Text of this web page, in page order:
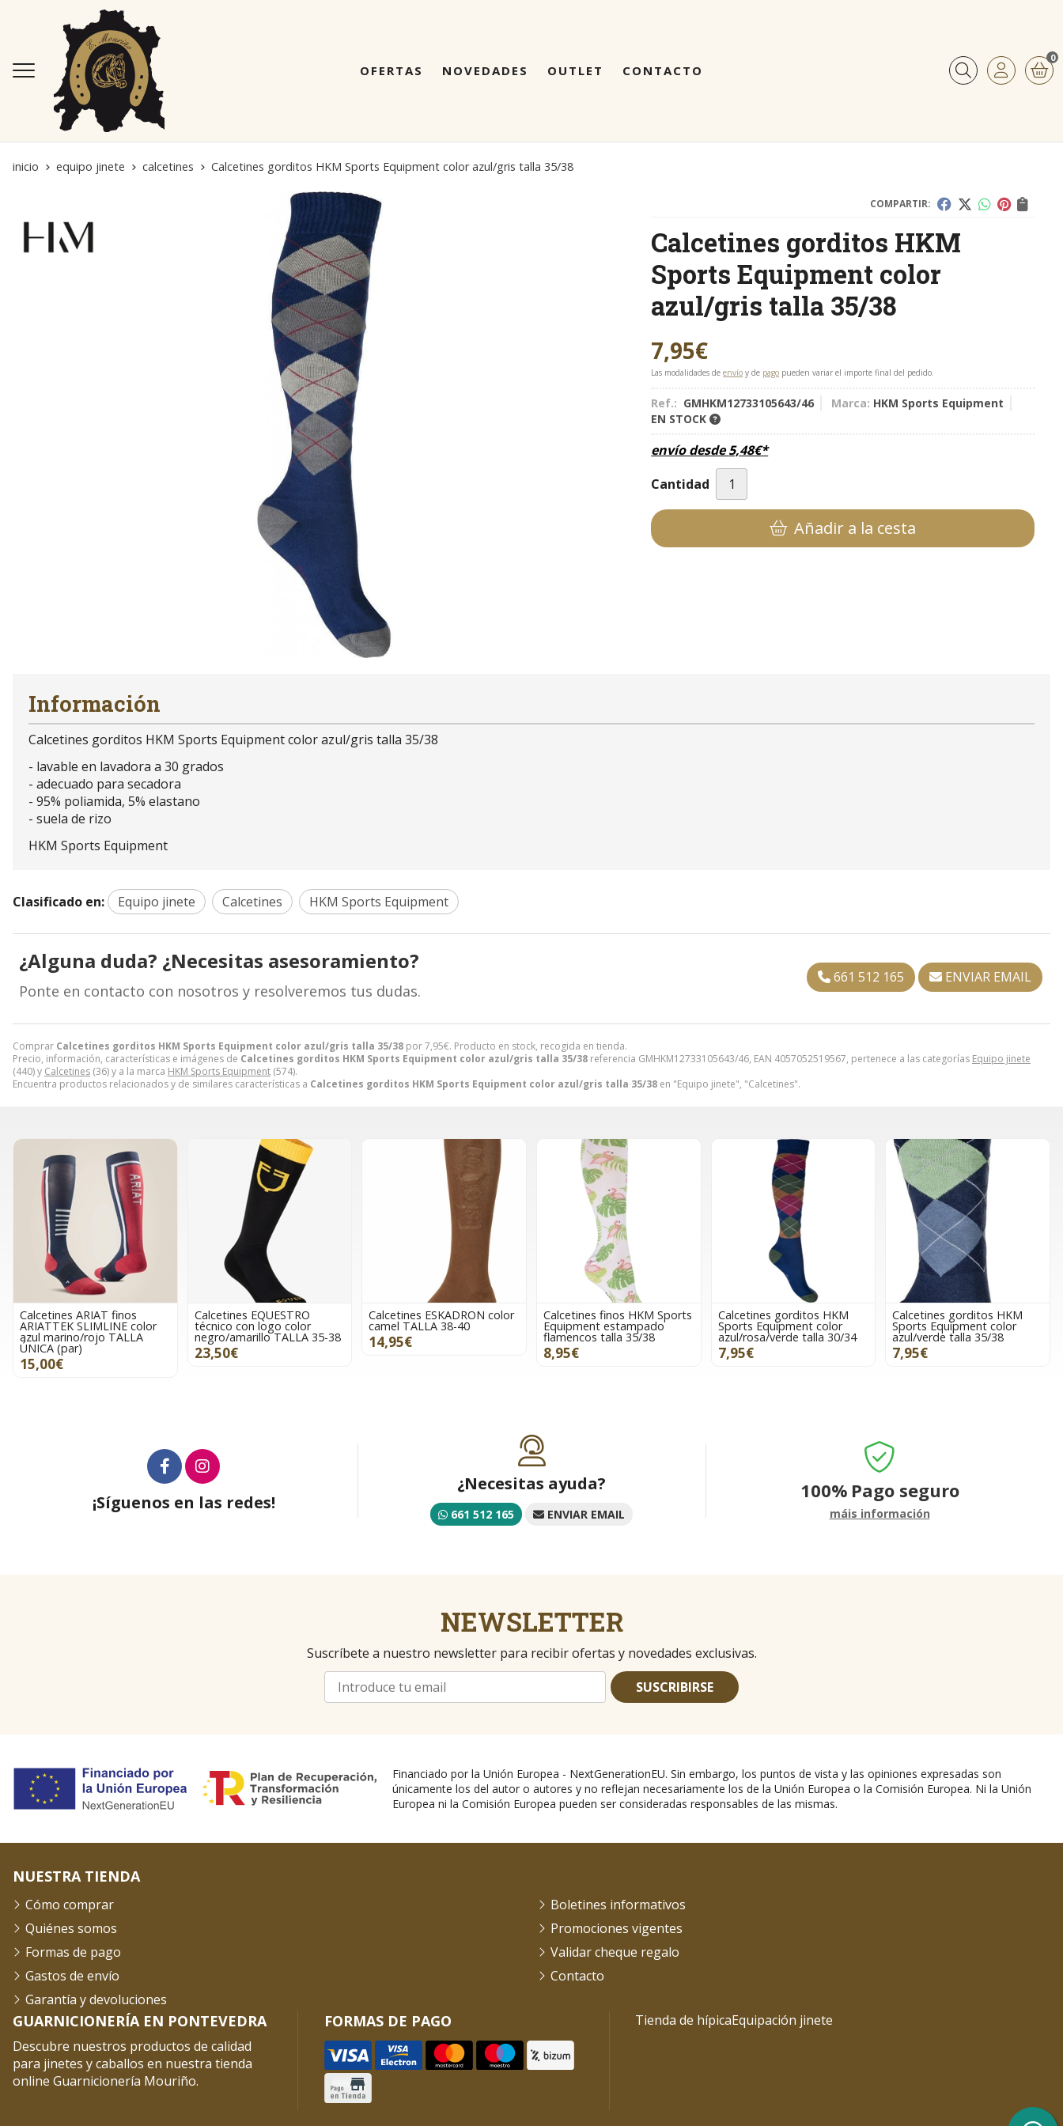
OFERTAS NOVEDADES OUTLET CONTACTO Buscar
0
inicio equipo jinete calcetines Calcetines gorditos HKM Sports Equipment color azul/gris talla 35/38
COMPARTIR:
Calcetines gorditos HKM
Sports Equipment color
azul/gris talla 35/38
7,95€
Las modalidades deenvío y de pago pueden variar el importe final del pedido.
Ref.: GMHKM12733105643/46 Marca: HKM Sports Equipment
EN STOCK
envío desde5,48€*
Cantidad
Añadir a la cesta
Comprar Calcetines gorditos HKM Sports Equipment color azul/gris talla 35/38 por7,95€. Producto en stock, recogida en tienda.
Precio, información, características e imágenes de Calcetines gorditos HKM Sports Equipment color azul/gris talla 35/38 referencia GMHKM12733105643/46, EAN 4057052519567, pertenece a las categorías Equipo jinete
(440) y Calcetines (36) y a la marca HKM Sports Equipment (574).
Encuentra productos relacionados y de similares características a Calcetines gorditos HKM Sports Equipment color azul/gris talla 35/38 en "Equipo jinete", "Calcetines".
Información
Calcetines gorditos HKM Sports Equipment color azul/gris talla 35/38
- lavable en lavadora a 30 grados
- adecuado para secadora
- 95% poliamida, 5% elastano
- suela de rizo
HKM Sports Equipment
Clasificado en: Equipo jinete Calcetines HKM Sports Equipment
¿Alguna duda? ¿Necesitas asesoramiento?
Ponte en contacto con nosotros y resolveremos tus dudas.
661 512 165 ENVIAR EMAIL
Calcetines ARIAT finos
ARIATTEK SLIMLINE color
azul marino/rojo TALLA
ÚNICA (par)
15,00€
Calcetines EQUESTRO
técnico con logo color
negro/amarillo TALLA 35-38
23,50€
Calcetines ESKADRON color
camel TALLA 38-40
14,95€
Calcetines finos HKM Sports
Equipment estampado
flamencos talla 35/38
8,95€
Calcetines gorditos HKM
Sports Equipment color
azul/rosa/verde talla 30/34
7,95€
Calcetines gorditos HKM
Sports Equipment color
azul/verde talla 35/38
7,95€
¡Síguenos en las redes!
¿Necesitas ayuda?
661 512 165 ENVIAR EMAIL
100% Pago seguro
máis información
NEWSLETTER
Suscríbete a nuestro newsletter para recibir ofertas y novedades exclusivas.
SUSCRIBIRSE
Financiado por la Unión Europea - NextGenerationEU. Sin embargo, los puntos de vista y las opiniones expresadas son
únicamente los del autor o autores y no reflejan necesariamente los de la Unión Europea o la Comisión Europea. Ni la Unión
Europea ni la Comisión Europea pueden ser consideradas responsables de las mismas.
GUARNICIONERÍA EN PONTEVEDRA
Descubre nuestros productos de calidad
para jinetes y caballos en nuestra tienda
online Guarnicionería Mouriño.
FORMAS DE PAGO
NUESTRA TIENDA
Cómo comprar
Quiénes somos
Formas de pago
Gastos de envío
Garantía y devoluciones
Boletines informativos
Promociones vigentes
Validar cheque regalo
Contacto
Tienda de hípicaEquipación jinete